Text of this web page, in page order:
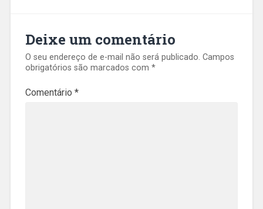
Deixe um comentário
O seu endereço de e-mail não será publicado. Campos
obrigatórios são marcados com *
Comentário *